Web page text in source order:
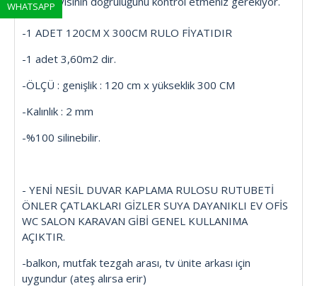
-1 ADET 120CM X 300CM RULO FİYATIDIR
-1 adet 3,60m2 dir.
-ÖLÇÜ : genişlik : 120 cm x yükseklik 300 CM
-Kalınlık : 2 mm
-%100 silinebilir.
- YENİ NESİL DUVAR KAPLAMA RULOSU RUTUBETİ
ÖNLER ÇATLAKLARI GİZLER SUYA DAYANIKLI EV OFİS
WC SALON KARAVAN GİBİ GENEL KULLANIMA
AÇIKTIR.
-balkon, mutfak tezgah arası, tv ünite arkası için
uygundur (ateş alırsa erir)
WHATSAPP